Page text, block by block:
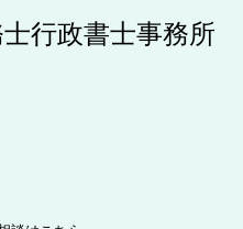
行政書士事務所